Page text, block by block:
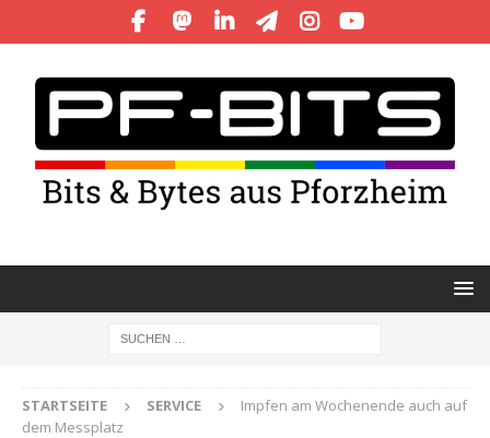
STARTSEITE SERVICE
Impfen am Wochenende auch auf
dem Messplatz